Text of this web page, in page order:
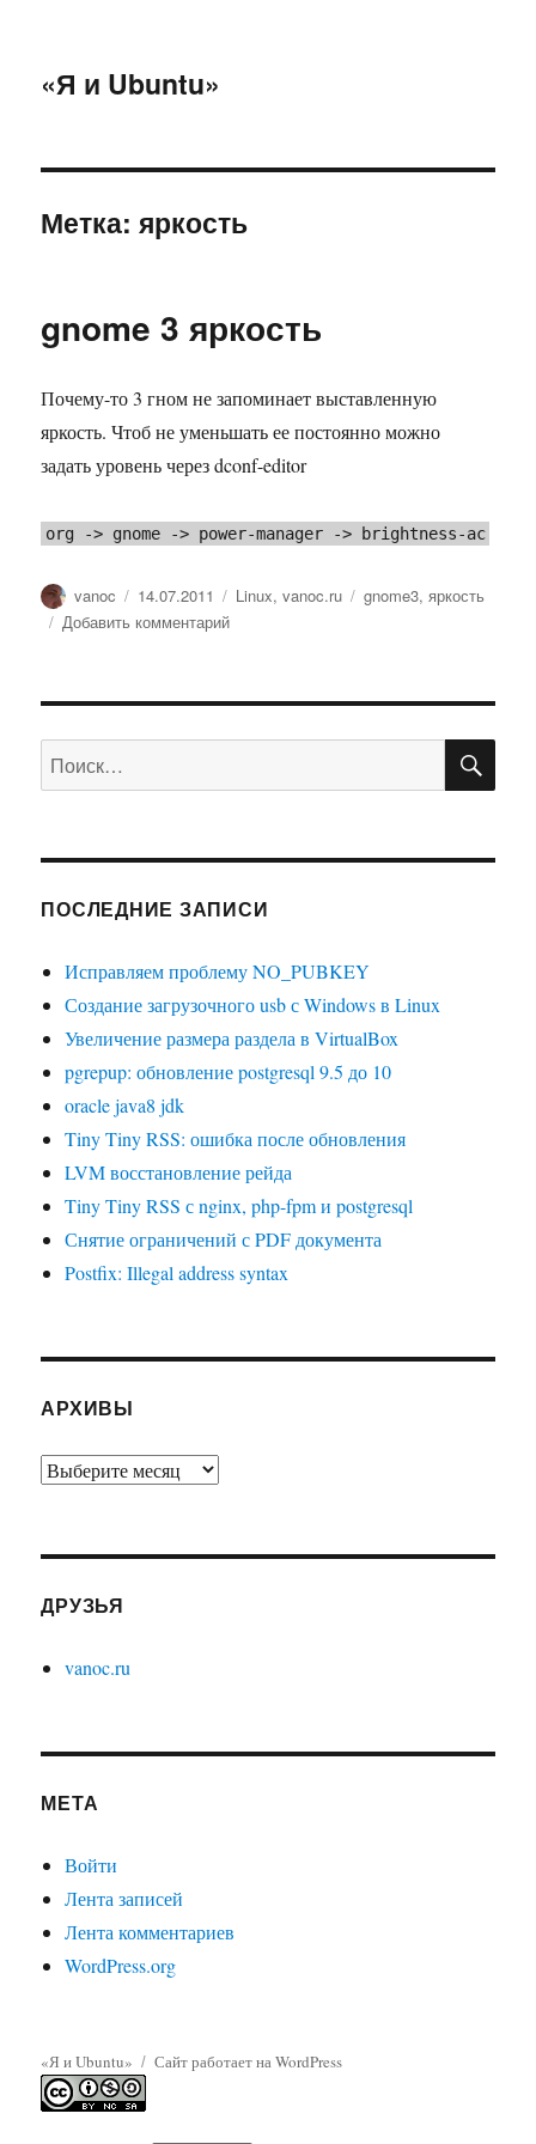
«Я и Ubuntu»
Метка:яркость
gnome 3 яркость
Почему-то 3 гном не запоминает выставленную
яркость. Чтоб не уменьшать ее постоянно можно
задать уровень через dconf-editor
org -> gnome -> power-manager -> brightness-ac
Автор
vanoc Опубликовано
14.07.2011 Рубрики
Linux,vanoc.ru Метки
gnome3,яркость
Добавить комментарийк
3
Искать:
ПОСЛЕДНИЕ ЗАПИСИ
Исправляем проблему NO_PUBKEY
Создание загрузочного usb с Windows в Linux
Увеличение размера раздела в VirtualBox
pgrepup: обновление postgresql 9.5 до 10
oracle java8 jdk
Tiny Tiny RSS: ошибка после обновления
LVM восстановление рейда
Tiny Tiny RSS с nginx, php-fpm и postgresql
Снятие ограничений с PDF документа
Postfix: Illegal address syntax
АРХИВЫ
Архивы
ДРУЗЬЯ
vanoc.ru
МЕТА
Войти
Лента записей
Лента комментариев
WordPress.org
«Я и Ubuntu» Сайт работает на WordPress